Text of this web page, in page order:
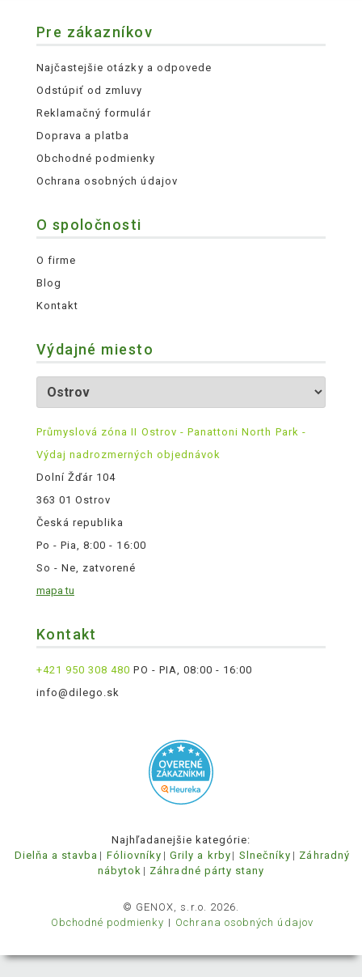
Pre zákazníkov
Najčastejšie otázky a odpovede
Odstúpiť od zmluvy
Reklamačný formulár
Doprava a platba
Obchodné podmienky
Ochrana osobných údajov
O spoločnosti
O firme
Blog
Kontakt
Výdajné miesto
Průmyslová zóna II Ostrov - Panattoni North Park -
Výdaj nadrozmerných objednávok
Dolní Žďár 104
363 01 Ostrov
Česká republika
Po - Pia, 8:00 - 16:00
So - Ne, zatvorené
mapa tu
Kontakt
+421 950 308 480 PO - PIA, 08:00 - 16:00
info@dilego.sk
Najhľadanejšie kategórie:
Dielňa a stavba
Fóliovníky Grily a krby Slnečníky
Záhradný
nábytok
Záhradné párty stany
© GENOX, s.r.o. 2026.
Obchodné podmienky
Ochrana osobných údajov